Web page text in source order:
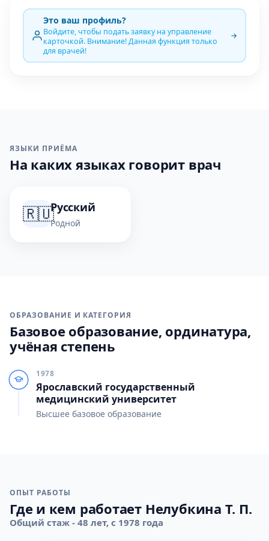
Это ваш профиль?
Войдите, чтобы подать заявку на управление
карточкой. Внимание! Данная функция только
для врачей!
ЯЗЫКИ ПРИЁМА
На каких языках говорит врач
🇷🇺Русский
Родной
ОБРАЗОВАНИЕ И КАТЕГОРИЯ
Базовое образование, ординатура,
учёная степень
1978
Ярославский государственный
медицинский университет
Высшее базовое образование
ОПЫТ РАБОТЫ
Где и кем работает Нелубкина Т. П.
Общий стаж - 48 лет, с 1978 года